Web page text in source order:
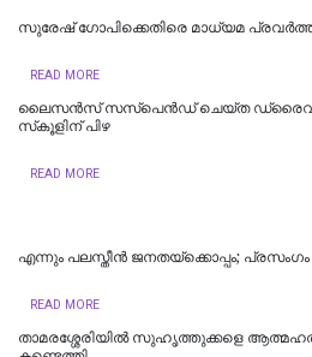
സുരേഷ് ഗോപിക്കെതിരെ മാധ്യമ
READ MORE
ലൈസന്‍സ് സസ്‌പെന്‍ഡ് ചെയ്ത
സ്‌കൂളിന് പിഴ
READ MORE
എന്നും പലസ്തീൻ ജനതയ്‌ക്കൊപ്പം; പ്രസംഗം
READ MORE
താമരശ്ശേരിയില്‍ സുഹൃത്തുക്കളെ